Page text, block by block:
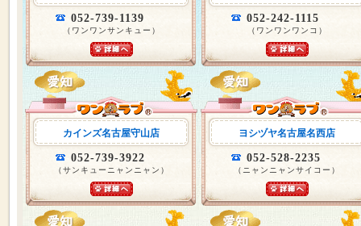
052-739-1139
（ワンワンサンキュー）
052-242-1115
（ワンワンワンコ）
カインズ名古屋守山店
052-739-3922
（サンキューニャンニャン）
ヨシヅヤ名古屋名西店
052-528-2235
（ニャンニャンサイコー）